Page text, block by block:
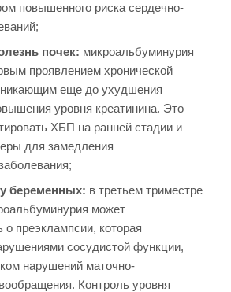
повышенного риска сердечно-
почек: микроальбуминурия
проявлением хронической
еще до ухудшения
уровня креатинина. Это
ХБП на ранней стадии и
для замедления
беременных: в третьем триместре
может
о преэклампсии, которая
сосудистой функции,
нарушений маточно-
Контроль уровня